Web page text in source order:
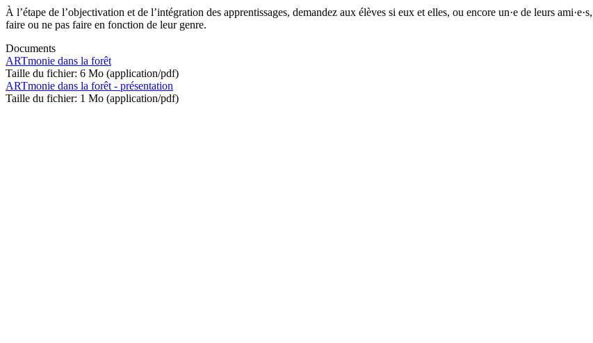
À l’étape de l’objectivation et de l’intégration des apprentissages, demandez aux élèves si eux et elles, ou encore un·e de leurs
faire ou ne pas faire en fonction de leur genre.
Documents
ARTmonie dans la forêt
Taille du fichier: 6 Mo (application/pdf)
ARTmonie dans la forêt - présentation
Taille du fichier: 1 Mo (application/pdf)